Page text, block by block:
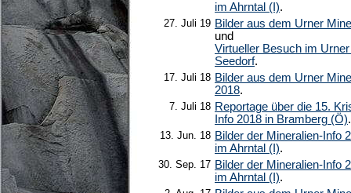
im Ahrntal (I).
27. Juli 19 Bilder aus dem Urner
und
Virtueller Besuch im
Seedorf.
17. Juli 18 Bilder aus dem Urner
2018.
7. Juli 18 Reportage über die 15.
Info 2018 in Bramberg (Ö).
13. Jun. 18 Bilder der Mineralien-Info
im Ahrntal (I).
30. Sep. 17 Bilder der Mineralien-Info
im Ahrntal (I).